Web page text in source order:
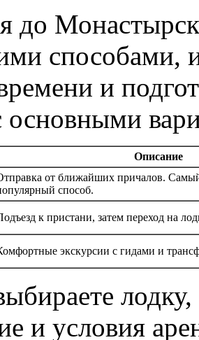
до
способами,
и
основными
Описание
от ближайших причалов.
способ.
к пристани, затем переход на
экскурсии с гидами и
лодку,
и условия